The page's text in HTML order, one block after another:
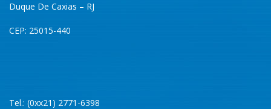
Duque De Caxias – RJ
CEP: 25015-440
Tel.: (0xx21) 2771-6398